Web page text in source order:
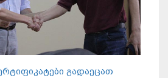
გადაეცათ